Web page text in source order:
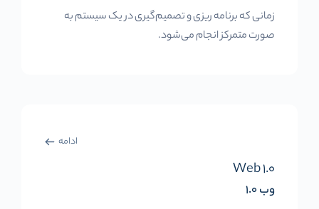
زمانی که برنامه ریزی و تصمیم‌گیری در یک سیستم به
صورت متمرکز انجام می‌شود.
ادامه
Web 1.0
وب 1.0